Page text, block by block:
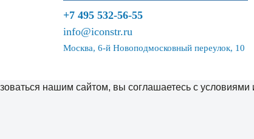
+7 495 532-56-55
info@iconstr.ru
Москва, 6-й Новоподмосковный переулок, 10
нашим сайтом, вы соглашаетесь с условиями